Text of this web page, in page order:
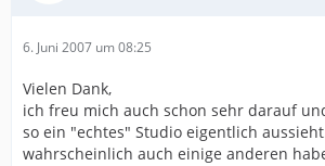
6. Juni 2007 um 08:25
Vielen Dank,
ich freu mich auch schon sehr darauf
so ein "echtes" Studio eigentlich
wahrscheinlich auch einige anderen